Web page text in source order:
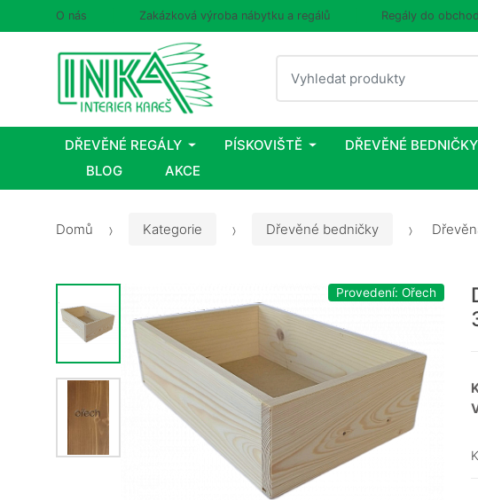
O nás Zakázková výroba nábytku a regálů Regály do
Vyhledat
DŘEVĚNÉ REGÁLY PÍSKOVIŠTĚ DŘEVĚNÉ BEDNIČKY
BLOG
AKCE
Domů Kategorie Dřevěné bedničky
Provedení: Ořech